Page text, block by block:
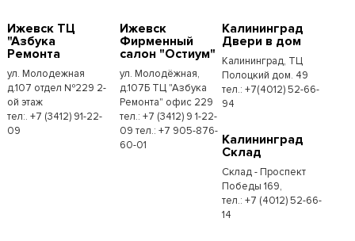
Ижевск ТЦ
"Азбука
Ремонта
ул. Молодежная
д.107 отдел №229 2-
ой этаж
тел:. +7 (3412) 91-22-
09
Ижевск
Фирменный
салон "Остиум"
ул. Молодёжная,
д.107Б ТЦ "Азбука
Ремонта" офис 229
тел.: +7 (3412) 9 1-22-
09 тел.: +7 905-876-
60-01
Калининград
Двери в дом
Калининград, ТЦ
Полоцкий дом. 49
тел.: +7(4012) 52-66-
94
Калининград
Склад
Склад - Проспект
Победы 169,
тел.:​ +7 (4012) 52-66-
14